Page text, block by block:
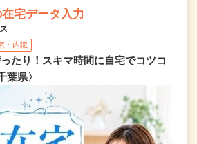
宅データ入力
・内職
たり！スキマ時間に自宅でコツコ
葉県〉